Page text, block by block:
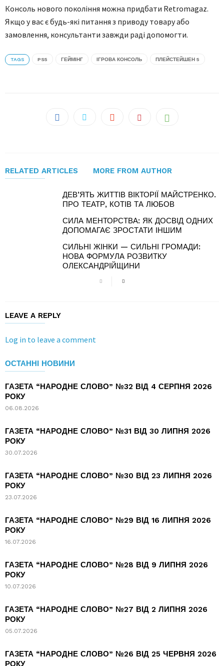
Консоль нового покоління можна придбати Retromagaz.
Якщо у вас є будь-які питання з приводу товару або
замовлення, консультанти завжди раді допомогти.
TAGS PS5 ГЕЙМІНГ ІГРОВА КОНСОЛЬ ПЛЕЙСТЕЙШЕН 5
RELATED ARTICLES MORE FROM AUTHOR
ДЕВ’ЯТЬ ЖИТТІВ ВІКТОРІЇ МАЙСТРЕНКО.
ПРО ТЕАТР, КОТІВ ТА ЛЮБОВ
СИЛА МЕНТОРСТВА: ЯК ДОСВІД ОДНИХ
ДОПОМАГАЄ ЗРОСТАТИ ІНШИМ
СИЛЬНІ ЖІНКИ — СИЛЬНІ ГРОМАДИ:
НОВА ФОРМУЛА РОЗВИТКУ
ОЛЕКСАНДРІЙЩИНИ
LEAVE A REPLY
Log in to leave a comment
ОСТАННІ НОВИНИ
ГАЗЕТА “НАРОДНЕ СЛОВО” №32 ВІД 4 СЕРПНЯ 2026
РОКУ
06.08.2026
ГАЗЕТА “НАРОДНЕ СЛОВО” №31 ВІД 30 ЛИПНЯ 2026
РОКУ
30.07.2026
ГАЗЕТА “НАРОДНЕ СЛОВО” №30 ВІД 23 ЛИПНЯ 2026
РОКУ
23.07.2026
ГАЗЕТА “НАРОДНЕ СЛОВО” №29 ВІД 16 ЛИПНЯ 2026
РОКУ
16.07.2026
ГАЗЕТА “НАРОДНЕ СЛОВО” №28 ВІД 9 ЛИПНЯ 2026
РОКУ
10.07.2026
ГАЗЕТА “НАРОДНЕ СЛОВО” №27 ВІД 2 ЛИПНЯ 2026
РОКУ
05.07.2026
ГАЗЕТА “НАРОДНЕ СЛОВО” №26 ВІД 25 ЧЕРВНЯ 2026
РОКУ